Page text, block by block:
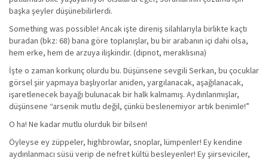
başka şeyler düşünebilirlerdi.
Something was possible! Ancak işte direniş silahlarıyla birlikte kaçtı
buradan (bkz: 68) bana göre toplanışlar, bu bir arabanın içi dahi olsa,
hem erke, hem de arzuya ilişkindir. (dipnot, meraklısına)
İşte o zaman korkunç olurdu bu. Düşünsene sevgili Serkan, bu çocuklar
görsel şiir yapmaya başlıyorlar aniden, yargılanacak, aşağılanacak,
işaretlenecek bayağı bulunacak bir halk kalmamış. Aydınlanmışlar,
düşünsene “arsenik mutlu değil, çünkü beslenemiyor artık benimle!”
O ha! Ne kadar mutlu olurduk bir bilsen!
Öyleyse ey züppeler, highbrowlar, snoplar, lümpenler! Ey kendine
aydınlanmacı süsü verip de nefret kültü besleyenler! Ey şiirseviciler,